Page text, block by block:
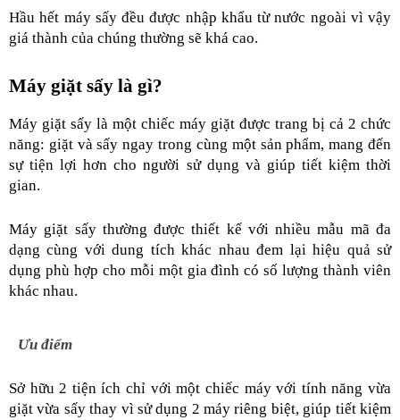
Hầu hết máy sấy đều được nhập khẩu từ nước ngoài vì vậy
giá thành của chúng thường sẽ khá cao.
Máy giặt sấy là gì?
Máy giặt sấy là một chiếc máy giặt được trang bị cả 2 chức
năng: giặt và sấy ngay trong cùng một sản phẩm, mang đến
sự tiện lợi hơn cho người sử dụng và giúp tiết kiệm thời
gian.
Máy giặt sấy thường được thiết kế với nhiều mẫu mã đa
dạng cùng với dung tích khác nhau đem lại hiệu quả sử
dụng phù hợp cho mỗi một gia đình có số lượng thành viên
khác nhau.
Ưu điểm
Sở hữu 2 tiện ích chỉ với một chiếc máy với tính năng vừa
giặt vừa sấy thay vì sử dụng 2 máy riêng biệt, giúp tiết kiệm